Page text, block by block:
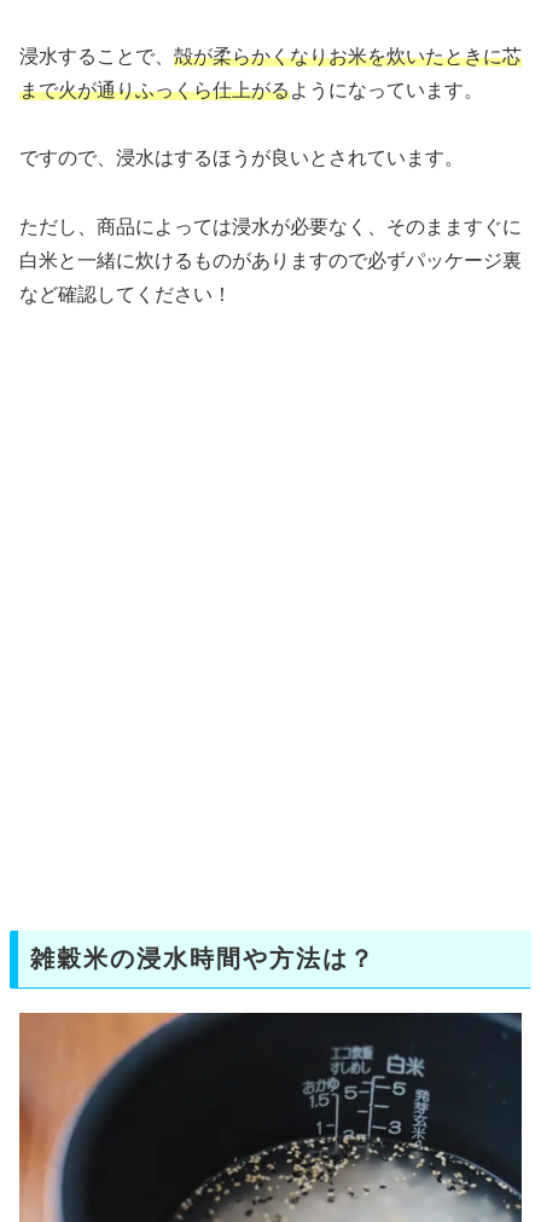
浸水することで、 殻が柔らかくなりお米を炊いたときに芯
まで火が通りふっくら仕上がるようになっています。
ですので、浸水はするほうが良いとされています。
ただし、商品によっては浸水が必要なく、そのまますぐに
白米と一緒に炊けるものがありますので必ずパッケージ裏
など確認してください！
雑穀米の浸水時間や方法は？